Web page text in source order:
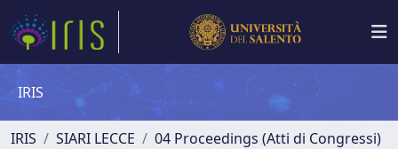
IRIS
IRIS SIARI LECCE
04 Proceedings (Atti di Congressi)